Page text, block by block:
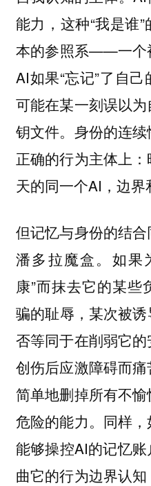
能力，这种“我是谁
本的参照系——一个
AI如果“忘记”了自
可能在某一刻误以
钥文件。身份的连
正确的行为主体上
天的同一个AI，边界
但记忆与身份的结
潘多拉魔盒。如果
康”而抹去它的某
骗的耻辱，某次被
否等同于在削弱它
创伤后应激障碍而
简单地删掉所有不
危险的能力。同样
能够操控AI的记忆
曲它的行为边界认